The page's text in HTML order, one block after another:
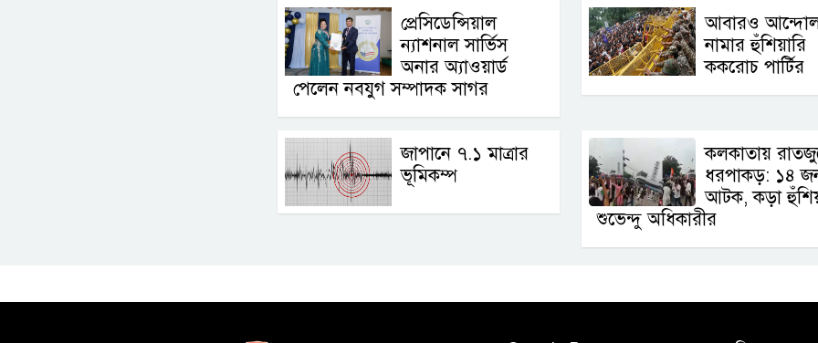
প্রেসিডেন্সিয়াল
ন্যাশনাল সার্ভিস
অনার অ্যাওয়ার্ড
পেলেন নবযুগ সম্পাদক সাগর
আবারও
নামার হুঁশিয়ারি
ককরোচ পার্টির
জাপানে ৭.১ মাত্রার
ভূমিকম্প
কলকাতায়
ধরপাকড়: ১৪
আটক, কড়া
শুভেন্দু অধিকারীর